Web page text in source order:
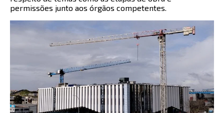
permissões junto aos órgãos competentes.